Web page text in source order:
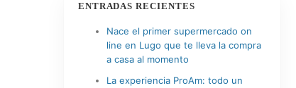
ENTRADAS RECIENTES
Nace el primer supermercado on
line en Lugo que te lleva la compra
a casa al momento
La experiencia ProAm: todo un